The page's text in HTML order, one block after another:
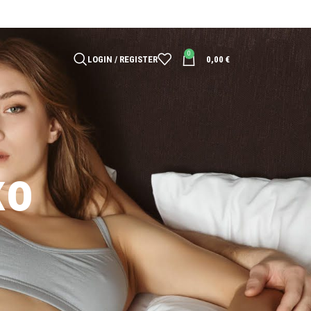
LOGIN / REGISTER
0
0,00 €